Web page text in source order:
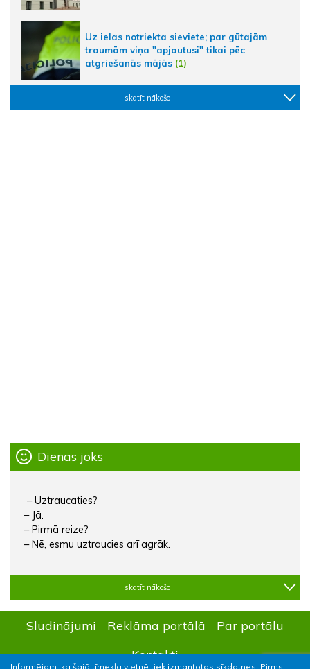
Informējam, ka šajā tīmekļa vietnē tiek izmantotas sīkdatnes. Pirms
Uz ielas notriekta sieviete; par gūtajām
traumām viņa "apjautusi" tikai pēc
atgriešanās mājās (1)
skatīt nākošo
Dienas joks
– Uztraucaties?
– Jā.
– Pirmā reize?
– Nē, esmu uztraucies arī agrāk.
skatīt nākošo
Sludinājumi Reklāma portālā
Par portālu
Kontakti